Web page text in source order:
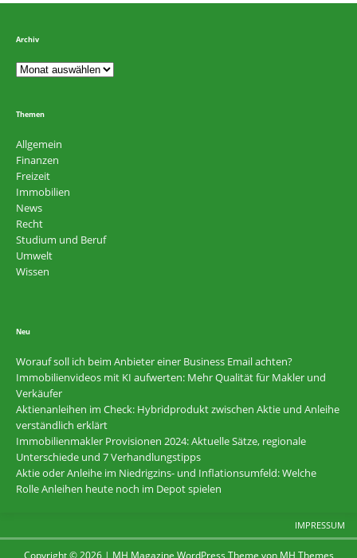
Archiv
Themen
Allgemein
Finanzen
Freizeit
Immobilien
News
Recht
Studium und Beruf
Umwelt
Wissen
Neu
Worauf soll ich beim Anbieter einer Business Email achten?
Immobilienvideos mit KI aufwerten: Mehr Qualität für Makler und
Verkäufer
Aktienanleihen im Check: Hybridprodukt zwischen Aktie und Anleihe
verständlich erklärt
Immobilienmakler Provisionen 2024: Aktuelle Sätze, regionale
Unterschiede und 7 Verhandlungstipps
Aktie oder Anleihe im Niedrigzins- und Inflationsumfeld: Welche
Rolle Anleihen heute noch im Depot spielen
IMPRESSUM